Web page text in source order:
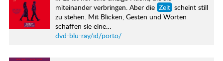
miteinander verbringen. Aber die Zeit scheint still
zu stehen. Mit Blicken, Gesten und Worten
schaffen sie eine…
dvd-blu-ray/id/porto/